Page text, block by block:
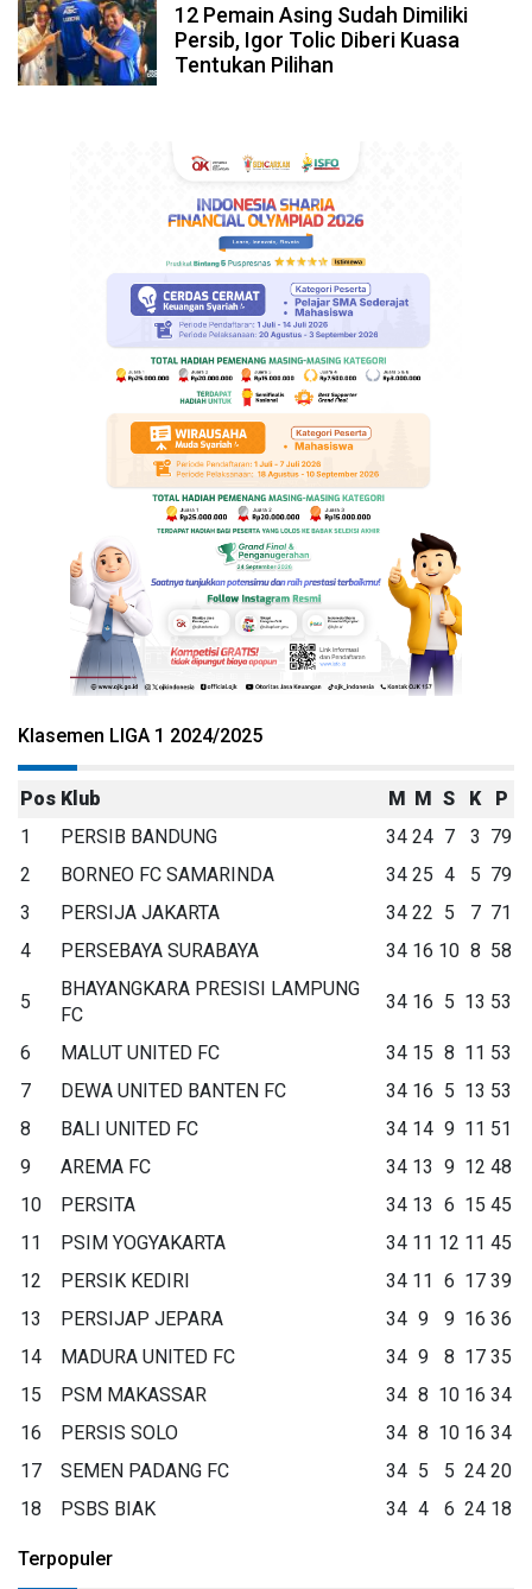
12 Pemain Asing Sudah Dimiliki
Persib, Igor Tolic Diberi Kuasa
Tentukan Pilihan
Klasemen LIGA 1 2024/2025
Pos Klub M M S K
P
1
PERSIB BANDUNG 34 24 7 3 79
2
BORNEO FC SAMARINDA 34 25 4 5 79
3
PERSIJA JAKARTA 34 22 5 7 71
4
PERSEBAYA SURABAYA 34 16 10 8 58
5
BHAYANGKARA PRESISI LAMPUNG
FC
34 16 5 13 53
6 MALUT UNITED FC 34 15 8 11 53
7
DEWA UNITED BANTEN FC 34 16 5 13 53
8
BALI UNITED FC 34 14 9 11 51
9
AREMA FC 34 13 9 12 48
10
PERSITA 34 13 6 15 45
11
PSIM YOGYAKARTA 34 11 12 11 45
12
PERSIK KEDIRI 34 11 6 17 39
13
PERSIJAP JEPARA 34 9 9 16 36
14
MADURA UNITED FC 34 9 8 17 35
15
PSM MAKASSAR 34 8 10 16 34
16
PERSIS SOLO 34 8 10 16 34
17
SEMEN PADANG FC 34 5 5 24 20
18
PSBS BIAK 34 4 6 24 18
Terpopuler